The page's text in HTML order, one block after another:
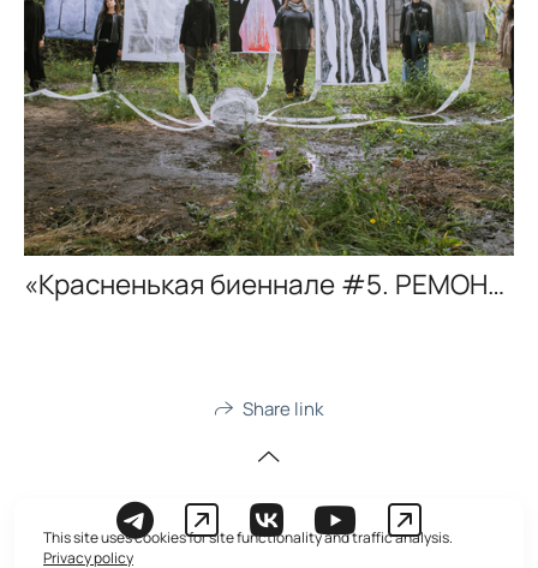
«Красненькая биеннале #5. РЕМОНТ в голове», выставка-маршрут, г. Санкт-Петербург, 2025
Share link
This site uses cookies for site functionality and traffic analysis.
Privacy policy